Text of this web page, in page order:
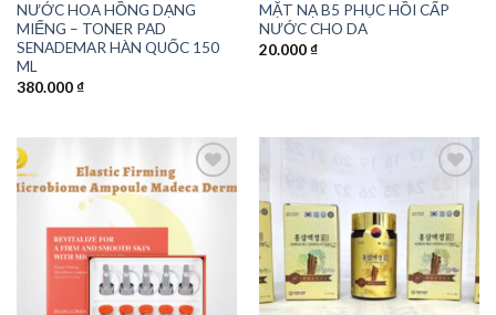
NƯỚC HOA HỒNG DẠNG
MIẾNG – TONER PAD
SENADEMAR HÀN QUỐC 150
ML
380.000₫
MẶT NẠ B5 PHỤC HỒI CẤP
NƯỚC CHO DA
20.000₫
Add to
wishlist
Add to
wishlist